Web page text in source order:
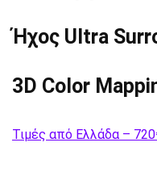
Ήχος Ultra
3D Color
Τιμές από Ελλάδα –